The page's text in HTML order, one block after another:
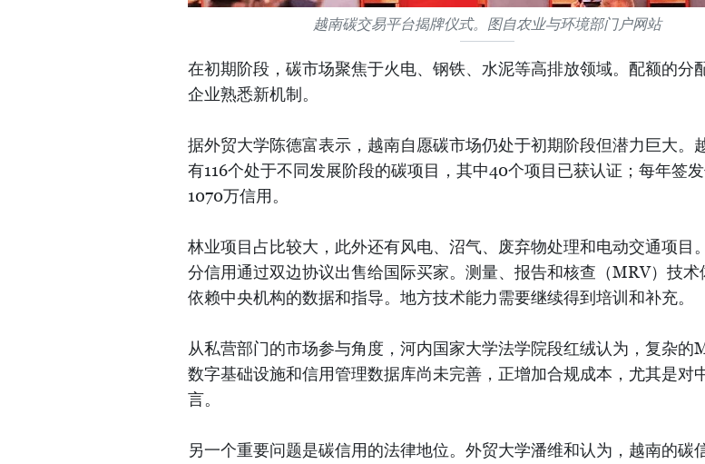
越南碳交易平台揭牌仪式。图自农业与环境部门户网站
在初期阶段，碳市场聚焦于火电、钢铁、水泥等高排放领域。配额的分
企业熟悉新机制。
据外贸大学陈德富表示，越南自愿碳市场仍处于初期阶段但潜力巨大。
有116个处于不同发展阶段的碳项目，其中40个项目已获认证；每年签
1070万信用。
林业项目占比较大，此外还有风电、沼气、废弃物处理和电动交通项目
分信用通过双边协议出售给国际买家。测量、报告和核查（MRV）技术
依赖中央机构的数据和指导。地方技术能力需要继续得到培训和补充。
从私营部门的市场参与角度，河内国家大学法学院段红绒认为，复杂的
数字基础设施和信用管理数据库尚未完善，正增加合规成本，尤其是对
言。
另一个重要问题是碳信用的法律地位。外贸大学潘维和认为，越南的碳